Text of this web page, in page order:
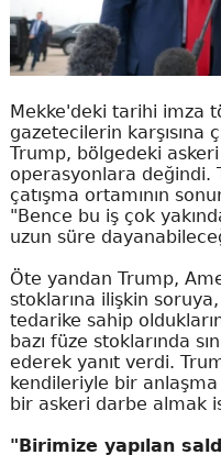
Mekke'deki tarihi imza
gazetecilerin karşısına
Trump, bölgedeki
operasyonlara değindi.
çatışma ortamının
"Bence bu iş çok
uzun süre
Öte yandan Trump,
stoklarına ilişkin soruya,
tedarike sahip
bazı füze stoklarında
ederek yanıt verdi.
kendileriyle bir anlaşma
bir askeri darbe almak
"Birimize yapılan